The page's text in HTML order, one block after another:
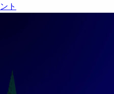
ント